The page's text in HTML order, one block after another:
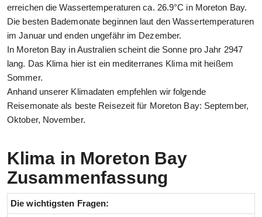
erreichen die Wassertemperaturen ca. 26.9°C in Moreton Bay.
Die besten Bademonate beginnen laut den Wassertemperaturen
im Januar und enden ungefähr im Dezember.
In Moreton Bay in Australien scheint die Sonne pro Jahr 2947
lang. Das Klima hier ist ein mediterranes Klima mit heißem
Sommer.
Anhand unserer Klimadaten empfehlen wir folgende
Reisemonate als beste Reisezeit für Moreton Bay: September,
Oktober, November.
Klima in Moreton Bay
Zusammenfassung
Die wichtigsten Fragen: